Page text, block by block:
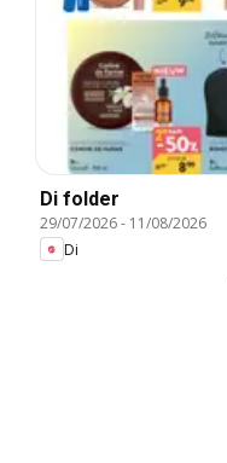
Di folder
29/07/2026- 11/08/2026
Di